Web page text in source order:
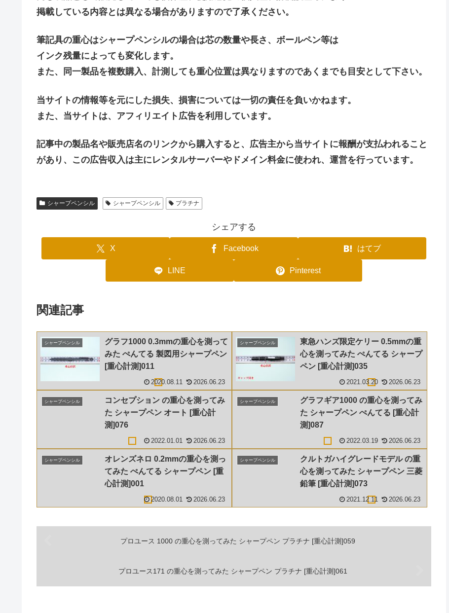
掲載している内容とは異なる場合がありますので了承ください。
筆記具の重心はシャープペンシルの場合は芯の数量や長さ、ボールペン等は
インク残量によっても変化します。
また、同一製品を複数購入、計測しても重心位置は異なりますのであくまでも目安として下さい。
当サイトの情報等を元にした損失、損害については一切の責任を負いかねます。
また、当サイトは、アフィリエイト広告を利用しています。
記事中の製品名や販売店名のリンクから購入すると、広告主から当サイトに報酬が支払われること
があり、この広告収入は主にレンタルサーバーやドメイン料金に使われ、運営を行っています。
シャープペンシル シャープペンシル プラチナ
シェアする
X Facebook はてブ
LINE Pinterest
関連記事
シャープペンシル
グラフ1000 0.3mmの重心を測って
みた ぺんてる 製図用シャープペン
[重心計測]011
2020.08.11 2026.06.23
シャープペンシル
東急ハンズ限定ケリー 0.5mmの重
心を測ってみた ぺんてる シャープ
ペン [重心計測]035
2021.03.20 2026.06.23
シャープペンシル
コンセプション の重心を測ってみ
た シャープペン オート [重心計
測]076
2022.01.01 2026.06.23
シャープペンシル
グラフギア1000 の重心を測ってみ
た シャープペン ぺんてる [重心計
測]087
2022.03.19 2026.06.23
シャープペンシル
オレンズネロ 0.2mmの重心を測っ
てみた ぺんてる シャープペン [重
心計測]001
2020.08.01 2026.06.23
シャープペンシル
クルトガハイグレードモデル の重
心を測ってみた シャープペン 三菱
鉛筆 [重心計測]073
2021.12.11 2026.06.23
プロユース 1000 の重心を測ってみた シャープペン プラチナ [重心計測]059
プロユース171 の重心を測ってみた シャープペン プラチナ [重心計測]061